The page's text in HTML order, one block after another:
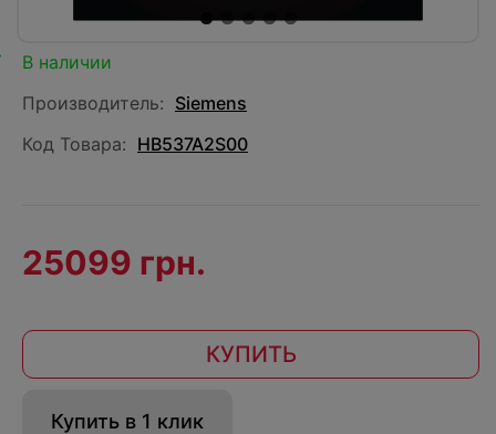
В наличии
Производитель: Siemens
Код Товара: HB537A2S00
25099 грн.
КУПИТЬ
Купить в 1 клик